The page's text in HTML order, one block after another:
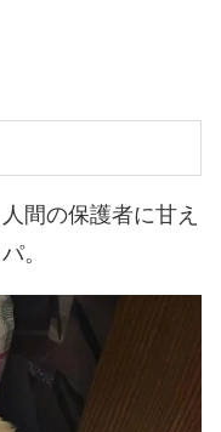
間の保護者に甘え
。